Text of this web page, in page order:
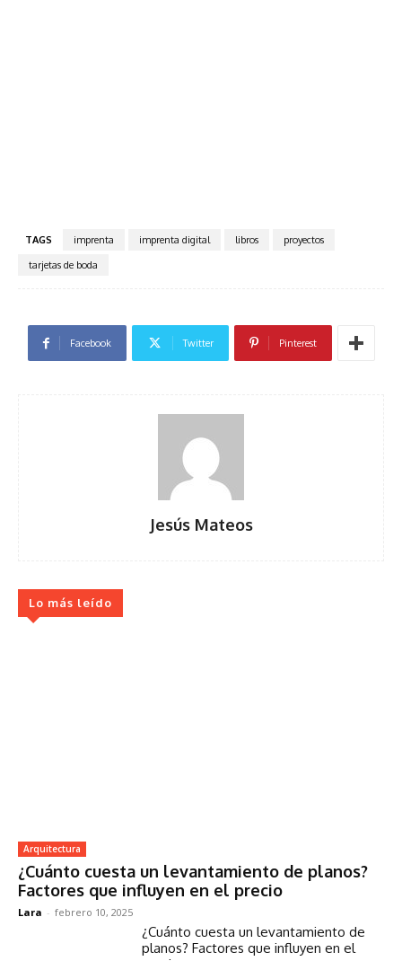
TAGS imprenta imprenta digital libros
proyectos
tarjetas de boda
Facebook Twitter Pinterest
Jesús Mateos
Lo más leído
Arquitectura
¿Cuánto cuesta un levantamiento de planos?
Factores que influyen en el precio
Lara - febrero 10, 2025
¿Cuánto cuesta un levantamiento de
planos? Factores que influyen en el